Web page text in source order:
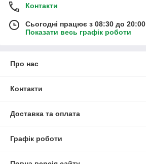
Контакти
Сьогодні працює з 08:30 до 20:00
Показати весь графік роботи
Про нас
Контакти
Доставка та оплата
Графік роботи